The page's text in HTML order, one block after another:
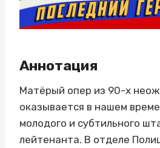
Аннотация
Матёрый опер из 90-х
оказывается в нашем
молодого и субтильного
лейтенанта. В отделе